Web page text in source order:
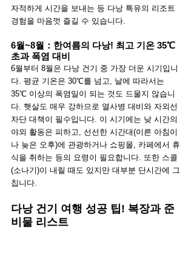
자적하게 시간을 보내는 등 다낭 특유의 리조트
경험을 마음껏 즐길 수 있습니다.
6월~8월：한여름의 다낭! 최고 기온 35℃
초과 폭염 대비
6월부터 8월은 다낭 건기 중 가장 더운 시기입니
다. 평균 기온은 30℃를 넘고, 날에 따라서는
35℃ 이상의 폭염일이 되는 것도 드물지 않습니
다. 햇살도 매우 강하므로 열사병 대비와 자외선
차단 대책이 필수입니다. 이 시기에는 낮 시간의
야외 활동은 피하고, 선선한 시간대(이른 아침이
나 늦은 오후)에 관광하거나 쇼핑몰, 카페에서 휴
식을 취하는 등의 요령이 필요합니다. 또한 스콜
(소나기)이 내릴 때도 있지만 대부분 단시간에 그
칩니다.
다낭 건기 여행 성공 팁! 복장과 준
비물 리스트